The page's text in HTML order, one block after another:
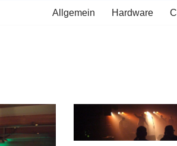
Allgemein Hardware